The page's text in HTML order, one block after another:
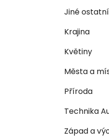
Jiné
Krajina
Květiny
Města a
Příroda
Technika
Západ a